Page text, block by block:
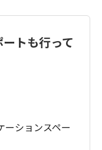
トも行って
ーションスペー